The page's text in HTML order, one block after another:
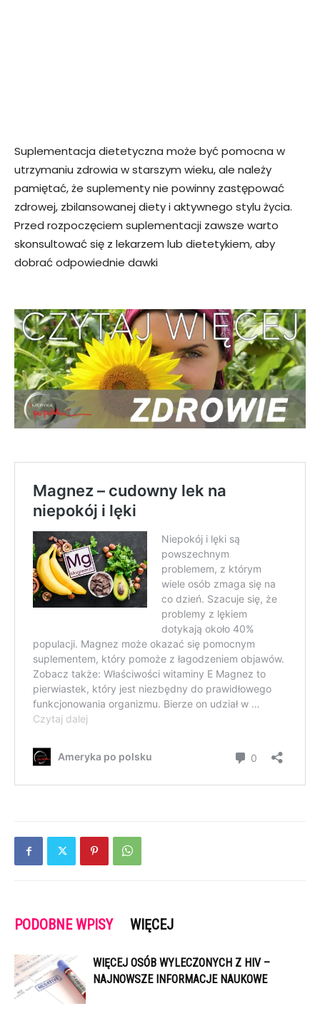
Suplementacja dietetyczna może być pomocna w
utrzymaniu zdrowia w starszym wieku, ale należy
pamiętać, że suplementy nie powinny zastępować
zdrowej, zbilansowanej diety i aktywnego stylu życia.
Przed rozpoczęciem suplementacji zawsze warto
skonsultować się z lekarzem lub dietetykiem, aby
dobrać odpowiednie dawki
PODOBNE WPISY WIĘCEJ
WIĘCEJ OSÓB WYLECZONYCH Z HIV –
NAJNOWSZE INFORMACJE NAUKOWE